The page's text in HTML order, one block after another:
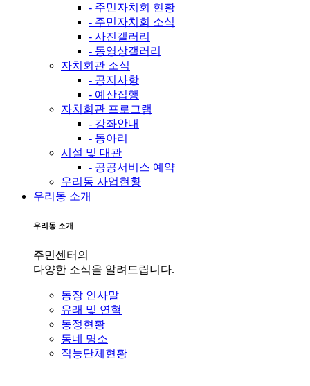
- 주민자치회 현황
- 주민자치회 소식
- 사진갤러리
- 동영상갤러리
자치회관 소식
- 공지사항
- 예산집행
자치회관 프로그램
- 강좌안내
- 동아리
시설 및 대관
- 공공서비스 예약
우리동 사업현황
우리동 소개
우리동 소개
주민센터의
다양한 소식을 알려드립니다.
동장 인사말
유래 및 연혁
동정현황
동네 명소
직능단체현황